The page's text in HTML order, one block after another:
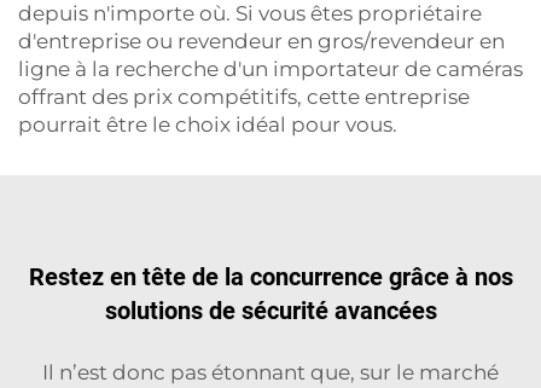
depuis n'importe où. Si vous êtes propriétaire
d'entreprise ou revendeur en gros/revendeur en
ligne à la recherche d'un importateur de caméras
offrant des prix compétitifs, cette entreprise
pourrait être le choix idéal pour vous.
Restez en tête de la concurrence grâce à nos
solutions de sécurité avancées
Il n’est donc pas étonnant que, sur le marché